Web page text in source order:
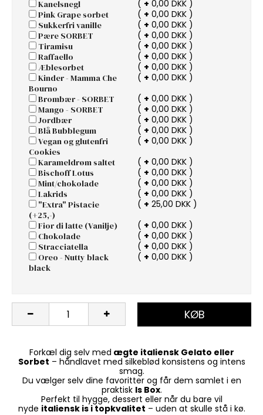
Kanelsnegl
( + 0,00 DKK )
Pink Grape sorbet
( + 0,00 DKK )
Sukkerfri vanille
( + 0,00 DKK )
Pære SORBET
( + 0,00 DKK )
Tiramisu
( + 0,00 DKK )
Raffaello
( + 0,00 DKK )
Æblesorbet
( + 0,00 DKK )
Bourno
( + 0,00 DKK )
Brombær - SORBET
( + 0,00 DKK )
Mango - SORBET
( + 0,00 DKK )
Jordbær
( + 0,00 DKK )
Blå Bubblegum
( + 0,00 DKK )
Cookies
( + 0,00 DKK )
Karameldrøm saltet
( + 0,00 DKK )
Bischoff Lotus
( + 0,00 DKK )
Mint/chokolade
( + 0,00 DKK )
Lakrids
( + 0,00 DKK )
(+25,-)
( + 25,00 DKK )
Fior di latte (Vanilje)
( + 0,00 DKK )
Chokolade
( + 0,00 DKK )
Stracciatella
( + 0,00 DKK )
black
( + 0,00 DKK )
KØB
Forkæl dig selv med ægte italiensk Gelato eller
Sorbet – håndlavet med silkeblød konsistens og intens
smag.
Du vælger selv dine favoritter og får dem samlet i en
praktisk Is Box.
Perfekt til hygge, dessert eller når du bare vil
nyde italiensk is i topkvalitet – uden at skulle stå i kø.